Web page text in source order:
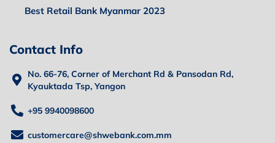
Best Retail Bank Myanmar 2023
Contact Info
No. 66-76, Corner of Merchant Rd & Pansodan Rd,
Kyauktada Tsp, Yangon
+95 9940098600
customercare@shwebank.com.mm